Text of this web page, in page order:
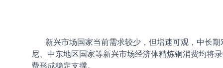
新兴市场国家当前需求较少，但增速可观，中长期
尼、中东地区国家等新兴市场经济体精炼铜消费均将
费形成稳定支撑。